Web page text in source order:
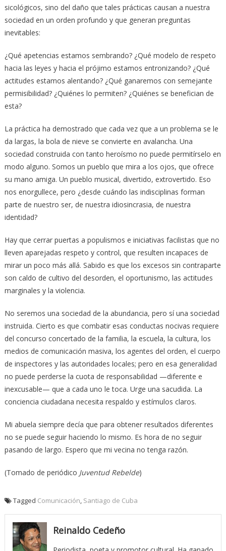
sicológicos, sino del daño que tales prácticas causan a nuestra
sociedad en un orden profundo y que generan preguntas
inevitables:
¿Qué apetencias estamos sembrando? ¿Qué modelo de respeto
hacia las leyes y hacia el prójimo estamos entronizando? ¿Qué
actitudes estamos alentando? ¿Qué ganaremos con semejante
permisibilidad? ¿Quiénes lo permiten? ¿Quiénes se benefician de
esta?
La práctica ha demostrado que cada vez que a un problema se le
da largas, la bola de nieve se convierte en avalancha. Una
sociedad construida con tanto heroísmo no puede permitírselo en
modo alguno. Somos un pueblo que mira a los ojos, que ofrece
su mano amiga. Un pueblo musical, divertido, extrovertido. Eso
nos enorgullece, pero ¿desde cuándo las indisciplinas forman
parte de nuestro ser, de nuestra idiosincrasia, de nuestra
identidad?
Hay que cerrar puertas a populismos e iniciativas facilistas que no
lleven aparejadas respeto y control, que resulten incapaces de
mirar un poco más allá. Sabido es que los excesos sin contraparte
son caldo de cultivo del desorden, el oportunismo, las actitudes
marginales y la violencia.
No seremos una sociedad de la abundancia, pero sí una sociedad
instruida. Cierto es que combatir esas conductas nocivas requiere
del concurso concertado de la familia, la escuela, la cultura, los
medios de comunicación masiva, los agentes del orden, el cuerpo
de inspectores y las autoridades locales; pero en esa generalidad
no puede perderse la cuota de responsabilidad —diferente e
inexcusable— que a cada uno le toca. Urge una sacudida. La
conciencia ciudadana necesita respaldo y estímulos claros.
Mi abuela siempre decía que para obtener resultados diferentes
no se puede seguir haciendo lo mismo. Es hora de no seguir
pasando de largo. Espero que mi vecina no tenga razón.
(Tomado de periódico Juventud Rebelde)
Tagged Comunicación, Santiago de Cuba
Reinaldo Cedeño